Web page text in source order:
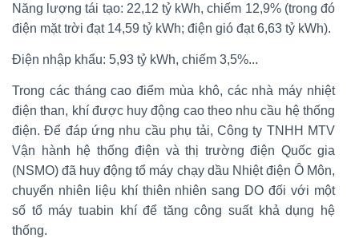
Năng lượng tái tạo: 22,12 tỷ kWh, chiếm 12,9% (trong đó
điện mặt trời đạt 14,59 tỷ kWh; điện gió đạt 6,63 tỷ kWh).
Điện nhập khẩu: 5,93 tỷ kWh, chiếm 3,5%...
Trong các tháng cao điểm mùa khô, các nhà máy nhiệt
điện than, khí được huy động cao theo nhu cầu hệ thống
điện. Để đáp ứng nhu cầu phụ tải, Công ty TNHH MTV
Vận hành hệ thống điện và thị trường điện Quốc gia
(NSMO) đã huy động tổ máy chạy dầu Nhiệt điện Ô Môn,
chuyển nhiên liệu khí thiên nhiên sang DO đối với một
số tổ máy tuabin khí để tăng công suất khả dụng hệ
thống.